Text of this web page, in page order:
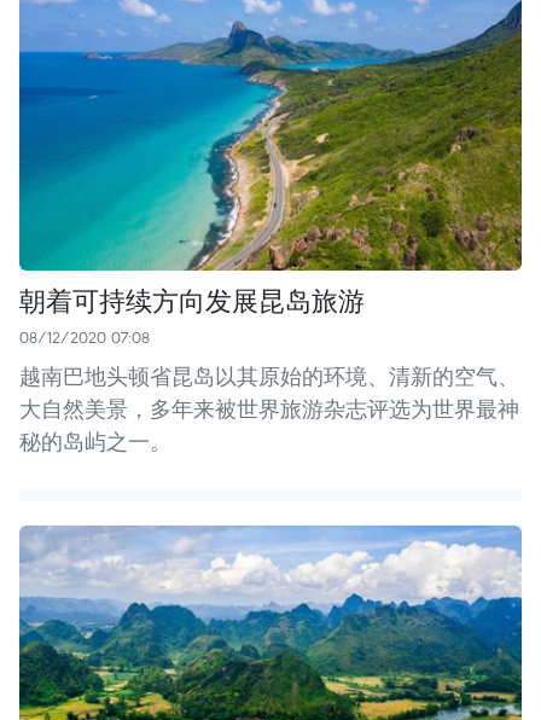
朝着可持续方向发展昆岛旅游
08/12/2020 07:08
越南巴地头顿省昆岛以其原始的环境、清新的空气、
大自然美景，多年来被世界旅游杂志评选为世界最神
秘的岛屿之一。